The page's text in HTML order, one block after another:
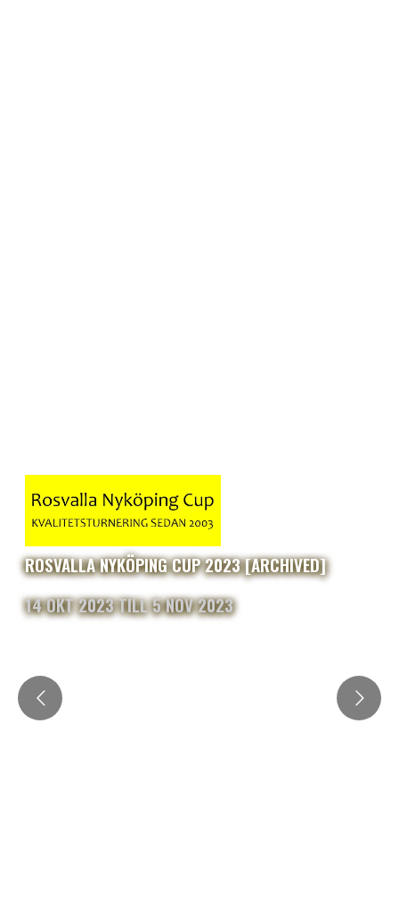
ROSVALLA NYKÖPING CUP 2023 [ARCHIVED]
14 OKT 2023 TILL 5 NOV 2023